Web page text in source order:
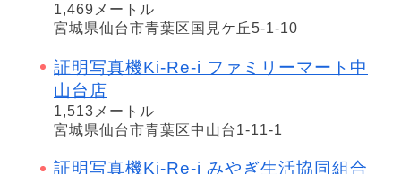
1,469メートル
宮城県仙台市青葉区国見ケ丘5-1-10
証明写真機Ki-Re-i ファミリーマート中
山台店
1,513メートル
宮城県仙台市青葉区中山台1-11-1
証明写真機Ki-Re-i みやぎ生活協同組合